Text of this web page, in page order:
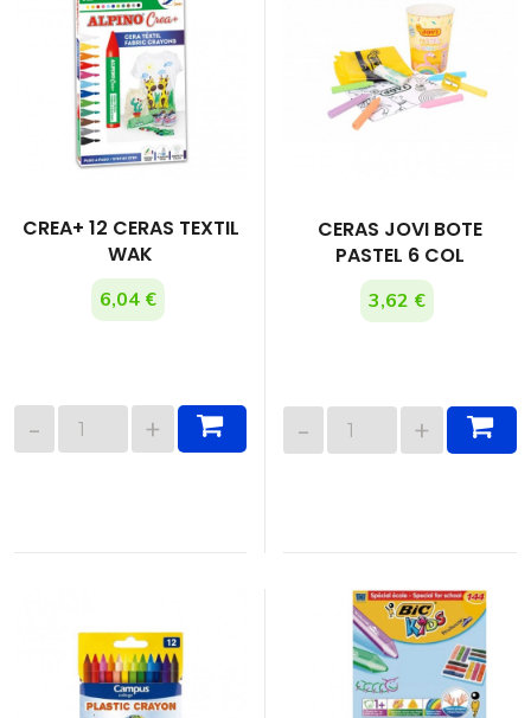
CREA+ 12 CERAS TEXTIL
WAK
6,04 €
CERAS JOVI BOTE
PASTEL 6 COL
3,62 €